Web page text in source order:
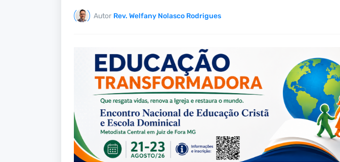
Autor Rev. Welfany Nolasco Rodrigues